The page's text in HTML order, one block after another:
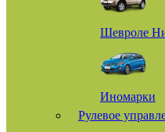
Шевроле
Иномарки
Рулевое